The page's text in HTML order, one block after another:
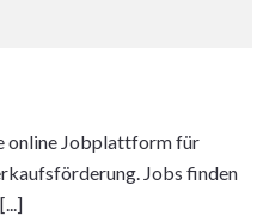
online Jobplattform für
Jobs finden